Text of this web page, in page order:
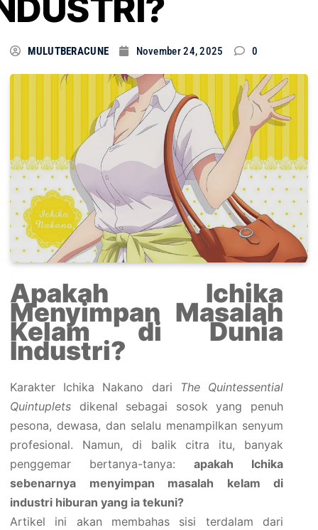
MULUTBERACUNE November 24, 2025 0
Apakah Ichika
Menyimpan Masalah
Kelam di Dunia
Industri?
Karakter Ichika Nakano dari
The Quintessential
Quintuplets dikenal sebagai sosok yang penuh
pesona, dewasa, dan selalu menampilkan senyum
profesional. Namun, di balik citra itu, banyak
penggemar bertanya-tanya: apakah Ichika
sebenarnya menyimpan masalah kelam di
industri hiburan yang ia tekuni?
Artikel ini akan membahas sisi terdalam dari